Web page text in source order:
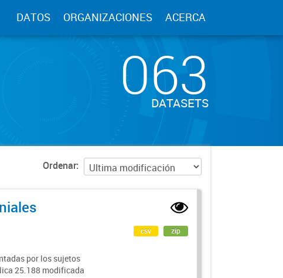
DATOS ORGANIZACIONES ACERCA
063
DATASETS
Ordenar
por los sujetos
25.188 modificada
csv zip